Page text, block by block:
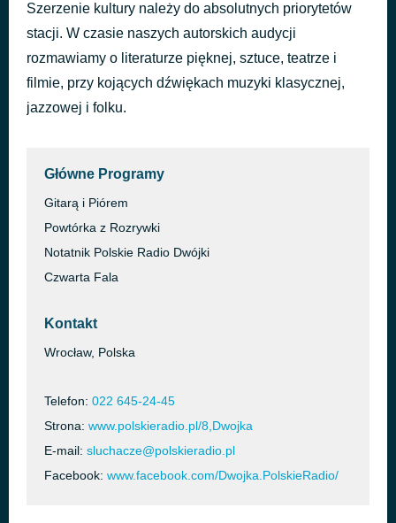
Szerzenie kultury należy do absolutnych priorytetów
stacji. W czasie naszych autorskich audycji
rozmawiamy o literaturze pięknej, sztuce, teatrze i
filmie, przy kojących dźwiękach muzyki klasycznej,
jazzowej i folku.
Główne Programy
Gitarą i Piórem
Powtórka z Rozrywki
Notatnik Polskie Radio Dwójki
Czwarta Fala
Kontakt
Wrocław, Polska
Telefon: 022 645-24-45
Strona: www.polskieradio.pl/8,Dwojka
E-mail: sluchacze@polskieradio.pl
Facebook: www.facebook.com/Dwojka.PolskieRadio/